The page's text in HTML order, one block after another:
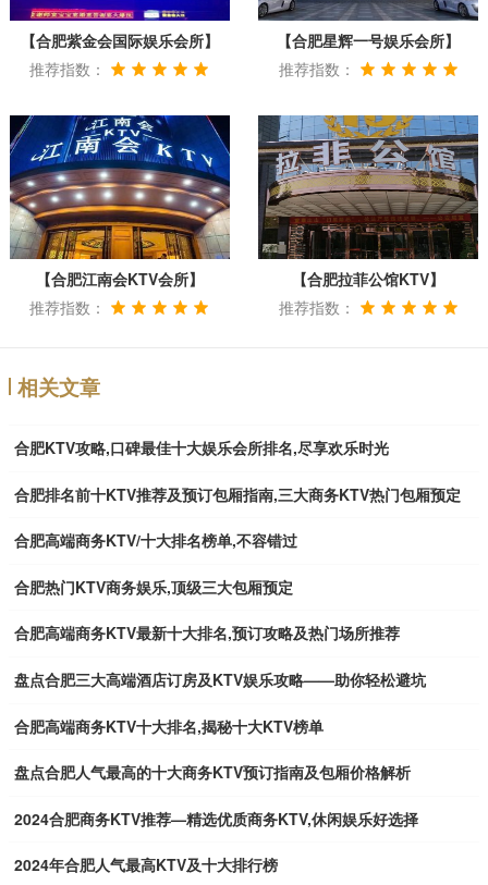
【合肥紫金会国际娱乐会所】
推荐指数：
【合肥星辉一号娱乐会所】
推荐指数：
【合肥江南会KTV会所】
推荐指数：
【合肥拉菲公馆KTV】
推荐指数：
相关文章
合肥KTV攻略,口碑最佳十大娱乐会所排名,尽享欢乐时光
合肥排名前十KTV推荐及预订包厢指南,三大商务KTV热门包厢预定
合肥高端商务KTV/十大排名榜单,不容错过
合肥热门KTV商务娱乐,顶级三大包厢预定
合肥高端商务KTV最新十大排名,预订攻略及热门场所推荐
盘点合肥三大高端酒店订房及KTV娱乐攻略——助你轻松避坑
合肥高端商务KTV十大排名,揭秘十大KTV榜单
盘点合肥人气最高的十大商务KTV预订指南及包厢价格解析
2024合肥商务KTV推荐—精选优质商务KTV,休闲娱乐好选择
2024年合肥人气最高KTV及十大排行榜